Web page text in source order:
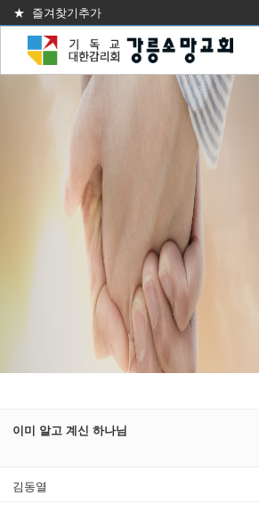
★ 즐겨찾기추가
이미 알고 계신 하나님
김동열